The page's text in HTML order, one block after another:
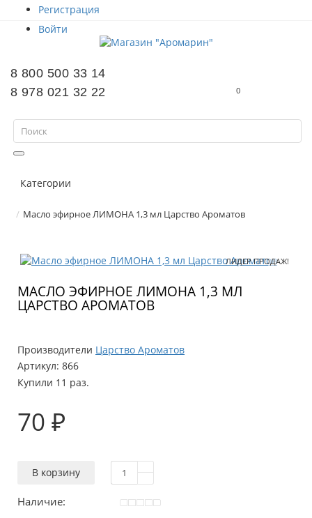
Регистрация
Войти
8 800 500 33 14
8 978 021 32 22
0
Категории
Масло эфирное ЛИМОНА 1,3 мл Царство Ароматов
ЛИДЕР ПРОДАЖ!
МАСЛО ЭФИРНОЕ ЛИМОНА 1,3 МЛ
ЦАРСТВО АРОМАТОВ
Производители Царство Ароматов
Артикул: 866
Купили 11 раз.
70 ₽
В корзину
Наличие: